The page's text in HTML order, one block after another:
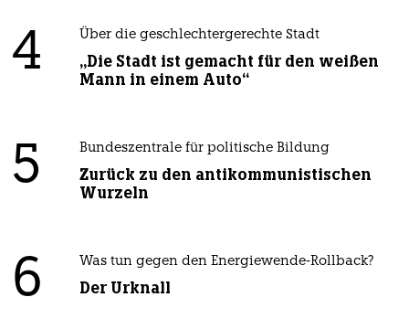
4 Über die geschlechtergerechte Stadt
„Die Stadt ist gemacht für den weißen
Mann in einem Auto“
5 Bundeszentrale für politische Bildung
Zurück zu den antikommunistischen
Wurzeln
6 Was tun gegen den Energiewende-Rollback?
Der Urknall